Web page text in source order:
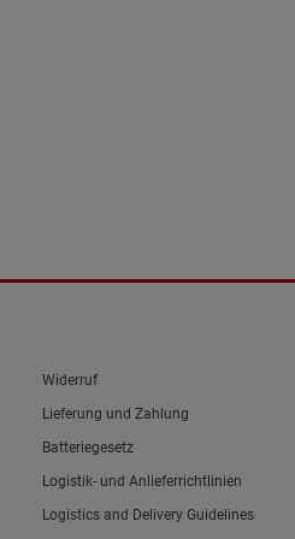
Widerruf
Lieferung und Zahlung
Batteriegesetz
Logistik- und Anlieferrichtlinien
Logistics and Delivery Guidelines